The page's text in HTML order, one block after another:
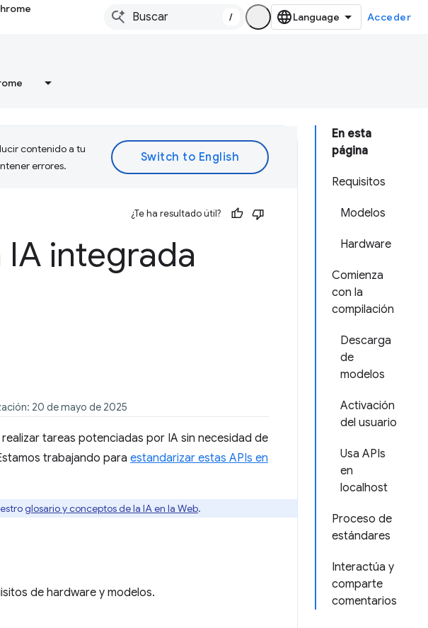
/ Acceder
En esta
página
Requisitos
Modelos
Hardware
Comienza
con la
compilación
Descarga
de
modelos
Activación
del usuario
Usa APIs
en
localhost
Proceso de
estándares
Interactúa y
comparte
comentarios
contenido a tu
errores.
¿Te ha resultado útil?
IA integrada
20 de mayo de 2025
tareas potenciadas por IA sin necesidad de
trabajando para estandarizar estas APIs en
glosario y conceptos de la IA en la Web.
de hardware y modelos.